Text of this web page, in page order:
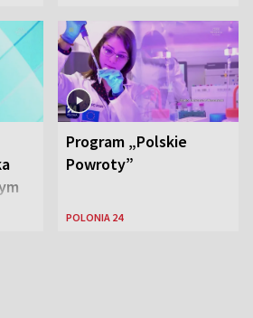
Program „Polskie
Powroty”
POLONIA 24